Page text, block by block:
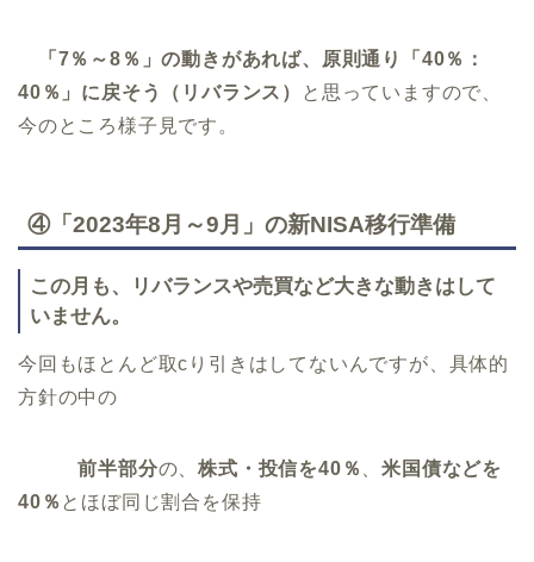
「7％～8％」の動きがあれば、原則通り「40％：
40％」に戻そう（リバランス）
と思っていますので、
今のところ様子見です。
④「2023年8月～9月」 の新NISA移行準備
この月も、リバランスや売買など大きな動きはして
いません。
今回もほとんど取cり引きはしてないんですが、具体的
方針の中の
前半部分の、株式・投信を40％ 、米国債などを
40％ とほぼ同じ割合を保持